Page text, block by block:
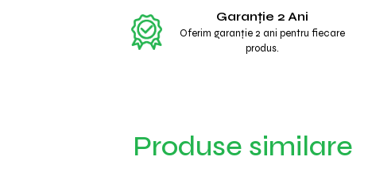
Garanție 2 Ani
Oferim garanție 2 ani pentru fiecare
produs.
Produse similare